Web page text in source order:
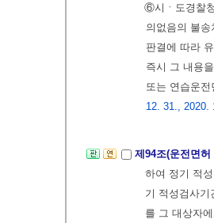
⑥시ㆍ도경찰
의없음의 불
판결에 따라
즉시 그 내용
또는 연습운
12. 31., 2020.
제94조(운전면
하여 정기 적
기 적성검사
를 그 대상자